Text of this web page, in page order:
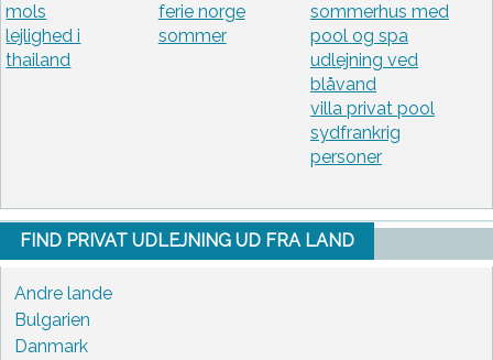
mols
lejlighed i
thailand
ferie norge
sommer
sommerhus med
pool og spa
udlejning ved
blåvand
villa privat pool
sydfrankrig
personer
FIND PRIVAT UDLEJNING UD FRA LAND
Andre lande
Bulgarien
Danmark